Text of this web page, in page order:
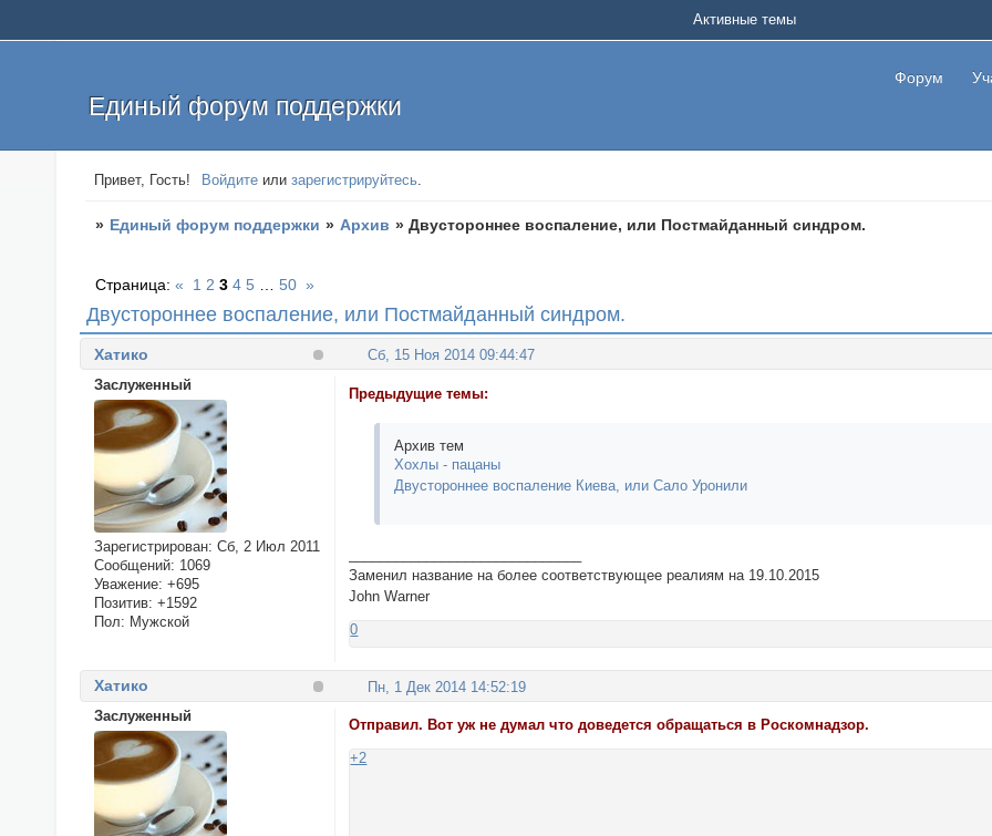
Единый форум поддержки
Форум
Активные темы
Привет, Гость! Войдите илизарегистрируйтесь.
» Единый форум поддержки » Архив »Двустороннее воспаление, или Постмайданный синдром.
Двустороннее воспаление, или Постмайданный синдром.
Страница:« 1 2 3 4 5 50 »
Сб, 15 Ноя 2014 09:44:47
Хатико
Заслуженный
Зарегистрирован: Сб, 2 Июл 2011
Сообщений: 1069
Уважение: +695
Позитив: +1592
Пол: Мужской
Предыдущие темы:
Архив тем
Хохлы - пацаны
Двустороннее воспаление Киева, или Сало Уронили
Заменил название на более соответствующее реалиям на 19.10.2015
John Warner
0
Пн, 1 Дек 2014 14:52:19
Хатико
Заслуженный
Отправил. Вот уж не думал что доведется обращаться в Роскомнадзор.
+2